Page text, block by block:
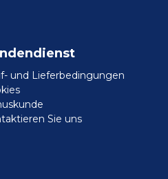
und Lieferbedingungen
Sie uns